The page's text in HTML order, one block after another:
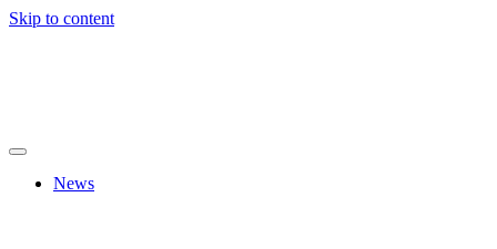
Skip to content
News